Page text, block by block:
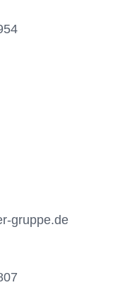
gruppe.de